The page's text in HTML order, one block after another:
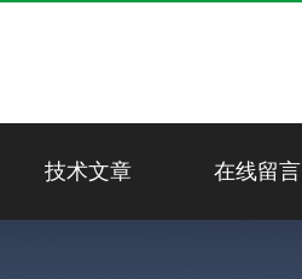
技术文章 在线留言